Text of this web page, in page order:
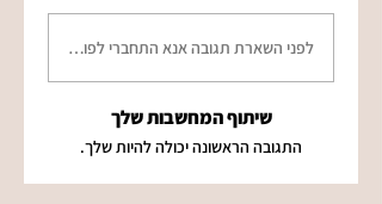
לפני השארת תגובה אנא התחברי לפורטל, עדיפות
שיתוף המחשבות שלך
התגובה הראשונה יכולה להיות שלך.